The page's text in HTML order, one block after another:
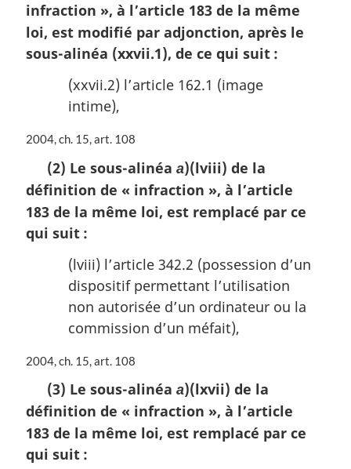
infraction », à l’article 183 de la même
loi, est modifié par adjonction, après le
sous-alinéa (xxvii.1), de ce qui suit :
(xxvii.2) l’article 162.1 (image
intime),
N
e
m
a
r
2004, ch. 15, art. 108
(2) Le sous-alinéa a)(lviii) de la
définition de « infraction », à l’article
183 de la même loi, est remplacé par ce
qui suit :
(lviii) l’article 342.2 (possession d’un
dispositif permettant l’utilisation
non autorisée d’un ordinateur ou la
commission d’un méfait),
N
e
m
a
r
2004, ch. 15, art. 108
(3) Le sous-alinéa a)(lxvii) de la
définition de « infraction », à l’article
183 de la même loi, est remplacé par ce
qui suit :